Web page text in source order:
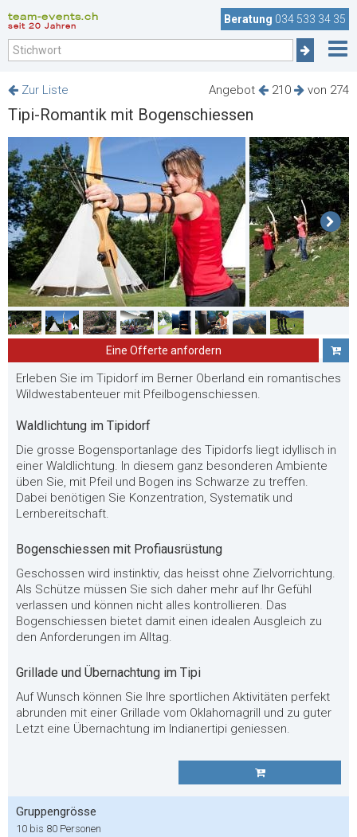
team-events.ch
seit 20 Jahren
Beratung 034 533 34 35
Angebot 210 von 274
Zur Liste
Tipi-Romantik mit Bogenschiessen
Eine Offerte anfordern
Erleben Sie im Tipidorf im Berner Oberland ein romantisches
Wildwestabenteuer mit Pfeilbogenschiessen.
Waldlichtung im Tipidorf
Die grosse Bogensportanlage des Tipidorfs liegt idyllisch in
einer Waldlichtung. In diesem ganz besonderen Ambiente
üben Sie, mit Pfeil und Bogen ins Schwarze zu treffen.
Dabei benötigen Sie Konzentration, Systematik und
Lernbereitschaft.
Bogenschiessen mit Profiausrüstung
Geschossen wird instinktiv, das heisst ohne Zielvorrichtung.
Als Schütze müssen Sie sich daher mehr auf Ihr Gefühl
verlassen und können nicht alles kontrollieren. Das
Bogenschiessen bietet damit einen idealen Ausgleich zu
den Anforderungen im Alltag.
Grillade und Übernachtung im Tipi
Auf Wunsch können Sie Ihre sportlichen Aktivitäten perfekt
abrunden mit einer Grillade vom Oklahomagrill und zu guter
Letzt eine Übernachtung im Indianertipi geniessen.
Gruppengrösse
10 bis 80 Personen